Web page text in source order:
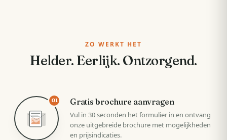
ZO WERKT HET
Helder. Eerlijk. Ontzorgend.
01 Gratis brochure aanvragen
Vul in 30 seconden het formulier in en ontvang
onze uitgebreide brochure met mogelijkheden
en prijsindicaties.